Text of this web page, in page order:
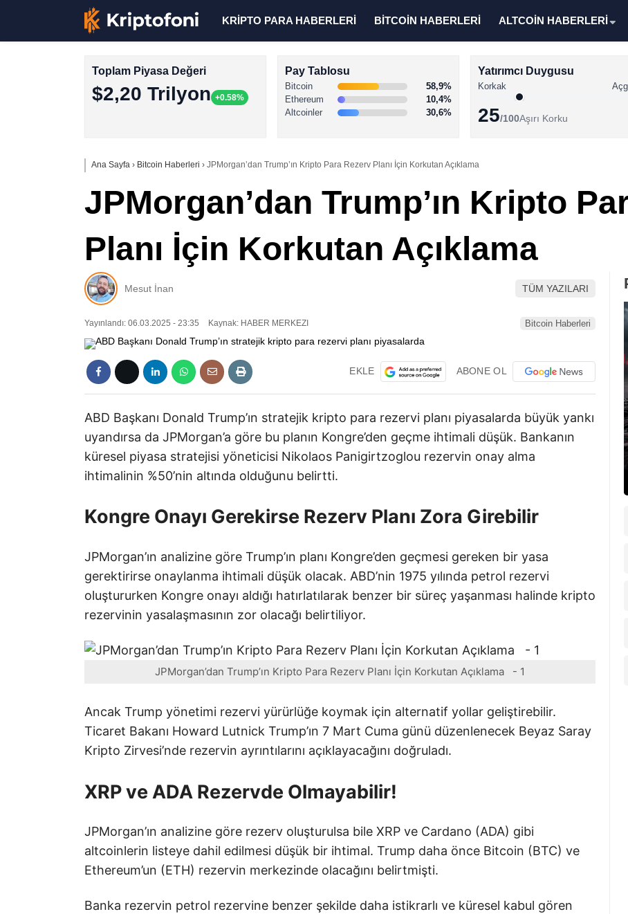
KRİPTO PARA HABERLERİ BİTCOİN HABERLERİ ALTCOİN HABERLERİ
Toplam Piyasa Değeri
$2,20 Trilyon +0.58%
Pay Tablosu
Bitcoin
58,9%
Ethereum
10,4%
Altcoinler
30,6%
Yatırımcı Duygusu
Korkak
25/100Aşırı Korku
Ana Sayfa › Bitcoin Haberleri › JPMorgan’dan Trump’ın Kripto Para Rezerv Planı İçin Korkutan Açıklama
JPMorgan’dan Trump’ın Kripto
Planı İçin Korkutan Açıklama
Mesut İnan TÜM YAZILARI
Yayınlandı: 06.03.2025 - 23:35 Kaynak: HABER MERKEZI Bitcoin Haberleri
EKLE ABONE OL
ABD Başkanı Donald Trump’ın stratejik kripto para rezervi planı piyasalarda büyük yankı
uyandırsa da JPMorgan’a göre bu planın Kongre’den geçme ihtimali düşük. Bankanın
küresel piyasa stratejisi yöneticisi Nikolaos Panigirtzoglou rezervin onay alma
ihtimalinin %50’nin altında olduğunu belirtti.
Kongre Onayı Gerekirse Rezerv Planı Zora Girebilir
JPMorgan’ın analizine göre Trump’ın planı Kongre’den geçmesi gereken bir yasa
gerektirirse onaylanma ihtimali düşük olacak. ABD’nin 1975 yılında petrol rezervi
oluştururken Kongre onayı aldığı hatırlatılarak benzer bir süreç yaşanması halinde kripto
rezervinin yasalaşmasının zor olacağı belirtiliyor.
JPMorgan’dan Trump’ın Kripto Para Rezerv Planı İçin Korkutan Açıklama - 1
Ancak Trump yönetimi rezervi yürürlüğe koymak için alternatif yollar geliştirebilir.
Ticaret Bakanı Howard Lutnick Trump’ın 7 Mart Cuma günü düzenlenecek Beyaz Saray
Kripto Zirvesi’nde rezervin ayrıntılarını açıklayacağını doğruladı.
XRP ve ADA Rezervde Olmayabilir!
JPMorgan’ın analizine göre rezerv oluşturulsa bile XRP ve Cardano (ADA) gibi
altcoinlerin listeye dahil edilmesi düşük bir ihtimal. Trump daha önce Bitcoin (BTC) ve
Ethereum’un (ETH) rezervin merkezinde olacağını belirtmişti.
Banka rezervin petrol rezervine benzer şekilde daha istikrarlı ve küresel kabul gören